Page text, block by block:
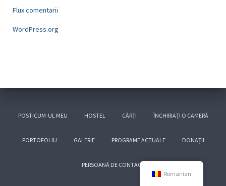
Flux comentarii
WordPress.org
POSTICUM-UL MEU HOSTEL CĂRȚI ÎNCHIRIAȚI O CAMERĂ
PORTOFOLIU GALERIE PROGRAME ACTUALE DONAȚII
PERSOANĂ DE CONTACT
Romanian